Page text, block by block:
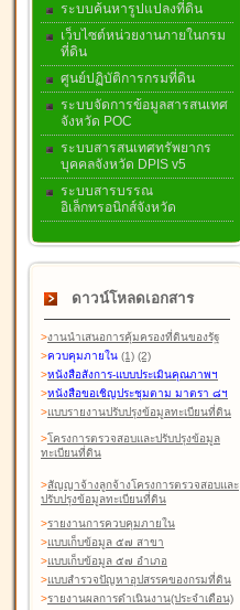
ระบบค้นหารูปแปลงที่ดิน
เว็บไซต์หน่วยงานภายในกรม
ที่ดิน
ศูนย์ปฏิบัติการกรมที่ดิน
ระบบจัดการข้อมูลสารสนเทศ
จังหวัด POC
ระบบสารสนเทศทรัพยากร
บุคคลจังหวัด DPIS v5
ระบบสารบรรณ
อิเล็กทรอนิกส์จังหวัด
ดาวน์โหลดเอกสาร
>งานนำเสนอการคุ้มครองที่ดินของรัฐ
>ควบคุมภายใน (1) (2)
>หนังสือสังการ-แบบประเมินคุณภาพฯ
>หนังสือขอเชิญประชุมตาม มาตรา ๘ฯ
>แบบรายงานปรับปรุงข้อมูลทะเบียนที่ดิน
>โครงการตรวจสอบและปรับปรุงข้อมูล
ทะเบียนที่ดิน
>สัญญาจ้างลูกจ้างโครงการตรวจสอบและ
ปรับปรุงข้อมูลทะเบียนที่ดิน
>รายงานการควบคุมภายใน
>แบบเก็บข้อมูล ๕๗ สาขา
>แบบเก็บข้อมูล ๕๗ อำเภอ
>แบบสำรวจปัญหาอุปสรรคของกรมที่ดิน
>รายงานผลการดำเนินงาน(ประจำเดือน)